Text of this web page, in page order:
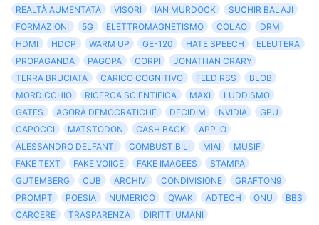
REALTÀ AUMENTATA
VISORI IAN MURDOCK
SUCHIR BALAJI
FORMAZIONI
5G ELETTROMAGNETISMO COLAO
DRM
HDMI
HDCP WARM UP GE-120 HATE SPEECH
ELEUTERA
PROPAGANDA
PAGOPA CORPI
JONATHAN CRARY
TERRA BRUCIATA
CARICO COGNITIVO FEED RSS
BLOB
MORDICCHIO
RICERCA SCIENTIFICA MAXI
LUDDISMO
GATES
AGORÀ DEMOCRATICHE DECIDIM NVIDIA
GPU
CAPOCCI
MATSTODON CASH BACK
APP IO
ALESSANDRO DELFANTI
COMBUSTIBILI MIAI
MUSIF
FAKE TEXT
FAKE VOIICE FAKE IMAGEES
STAMPA
GUTEMBERG
CUB ARCHIVI CONDIVISIONE
GRAFTON9
PROMPT
POESIA NUMERICO QWAK ADTECH ONU
BBS
CARCERE
TRASPARENZA
DIRITTI UMANI